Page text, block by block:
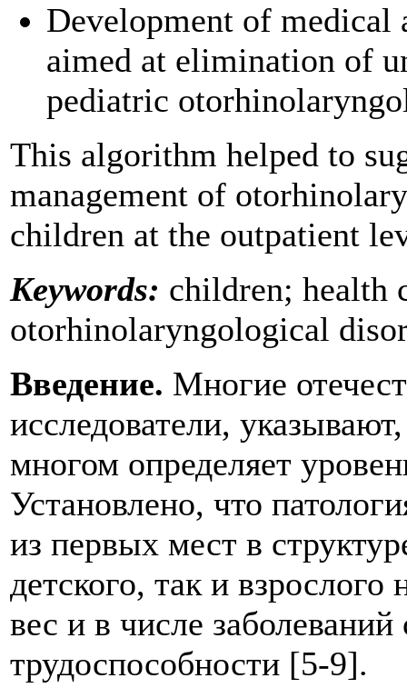
Development of medical
aimed at elimination of
pediatric
This algorithm helped to
management of
children at the outpatient
Keywords: children; health
otorhinolaryngological
Введение. Многие
исследователи,
многом определяет
Установлено, что
из первых мест в
детского, так и
вес и в числе
трудоспособности [5-9].